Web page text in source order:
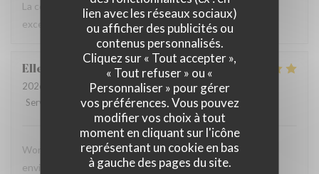
lien avec les réseaux sociaux)
ou afficher des publicités ou
contenus personnalisés.
Cliquez sur « Tout accepter »,
« Tout refuser » ou «
Personnaliser » pour gérer
vos préférences. Vous pouvez
modifier vos choix à tout
moment en cliquant sur l'icône
représentant un cookie en bas
à gauche des pages du site.
La comida estaba muy buena, el vino rico y una atención
excelente. Lo recomiendo 100%.
Ellen
2026-06-28
- 13:00 - Couverts 4
Service
Ambiance:5/5 Cuisine:5/5 Qualité / Prix
Wonderful meal, excellent service, and a beautiful
environment. We will definitely be back!